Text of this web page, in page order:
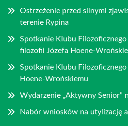
Ostrzeżenie przed silnymi
terenie Rypina
Spotkanie Klubu
filozofii Józefa Hoene-
Spotkanie Klubu
Hoene-Wrońskiemu
Wydarzenie „Aktywny Senior”
Nabór wniosków na utylizację